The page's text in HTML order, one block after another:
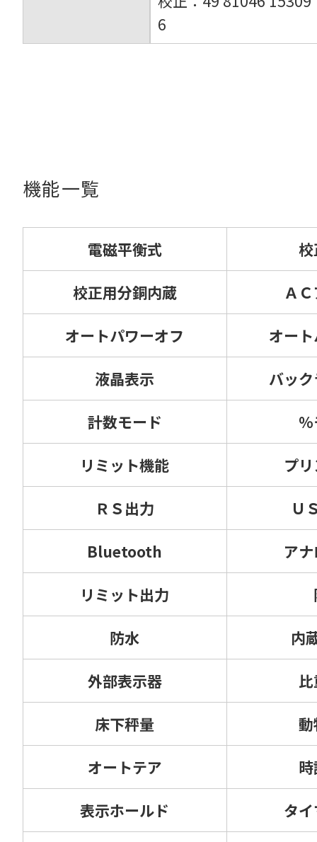
6
機能一覧
電磁平衡式
校正用分銅内蔵 Ａ
オートパワーオフ オー
液晶表示 バッ
計数モード %
リミット機能 プ
ＲＳ出力 Ｕ
Bluetooth ア
リミット出力
防水 内
外部表示器
床下秤量
オートテア
表示ホールド タ